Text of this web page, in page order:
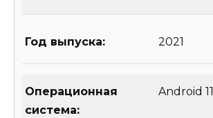
Год выпуска: 2021
Операционная
система:
Android 11